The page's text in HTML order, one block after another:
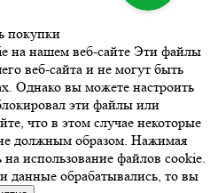
покупки
на нашем веб-сайте Эти файлы
веб-сайта и не могут быть
Однако вы можете настроить
эти файлы или
что в этом случае некоторые
не должным образом. Нажимая
использование файлов cookie.
данные обрабатывались, то вы